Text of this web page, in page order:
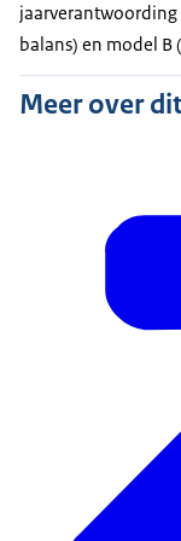
posten.
jaarverantwoording
balans) en model
Meer over